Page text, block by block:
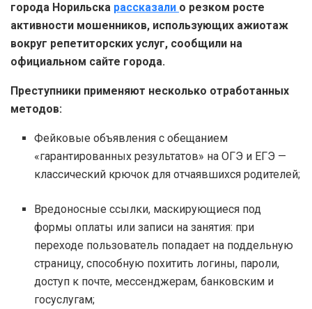
города Норильска рассказали о резком росте
активности мошенников, использующих ажиотаж
вокруг репетиторских услуг, сообщили на
официальном сайте города.
Преступники применяют несколько отработанных
методов:
Фейковые объявления с обещанием
«гарантированных результатов» на ОГЭ и ЕГЭ —
классический крючок для отчаявшихся родителей;
Вредоносные ссылки, маскирующиеся под
формы оплаты или записи на занятия: при
переходе пользователь попадает на поддельную
страницу, способную похитить логины, пароли,
доступ к почте, мессенджерам, банковским и
госуслугам;